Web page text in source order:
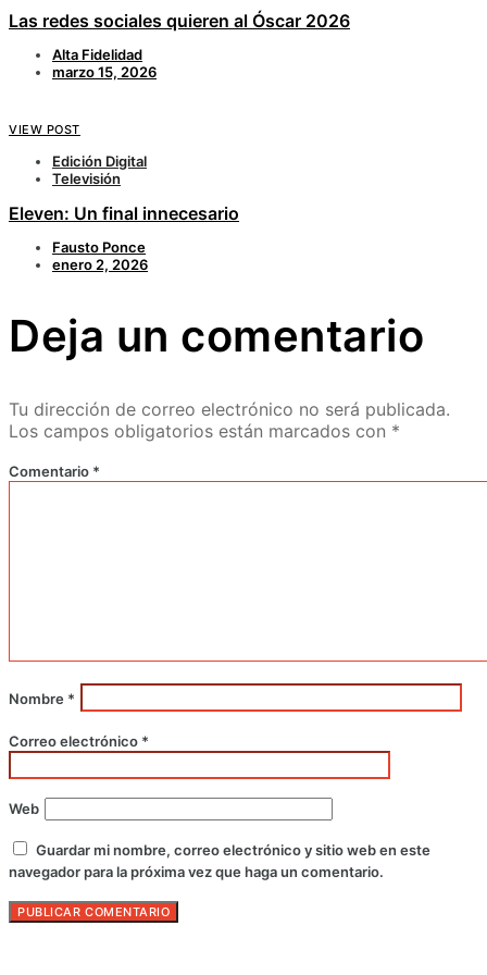
Las redes sociales quieren al Óscar 2026
Alta Fidelidad
marzo 15, 2026
VIEW POST
Edición Digital
Televisión
Eleven: Un final innecesario
Fausto Ponce
enero 2, 2026
Deja un comentario
Tu dirección de correo electrónico no será publicada.
Los campos obligatorios están marcados con *
Comentario *
Nombre *
Correo electrónico *
Web
Guardar mi nombre, correo electrónico y sitio web en este
navegador para la próxima vez que haga un comentario.